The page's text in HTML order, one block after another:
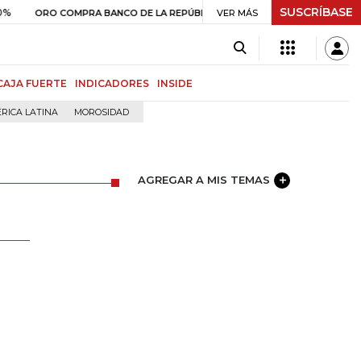
COMPRA BANCO DE LA REPÚBLICA $ 408.498,97 +$ 8.753,81 +2,19%
VER MÁS SUSCRÍBASE
FUERTE INDICADORES INSIDE
LATINA MOROSIDAD
AGREGAR A MIS TEMAS